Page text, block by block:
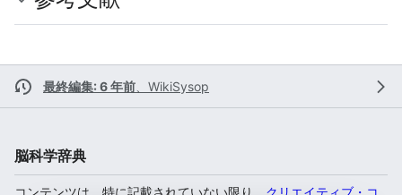
最終編集: 6 年前 WikiSysop
脳科学辞典
コンテンツは、特に記載されていない限り、 クリエイティブ・コ